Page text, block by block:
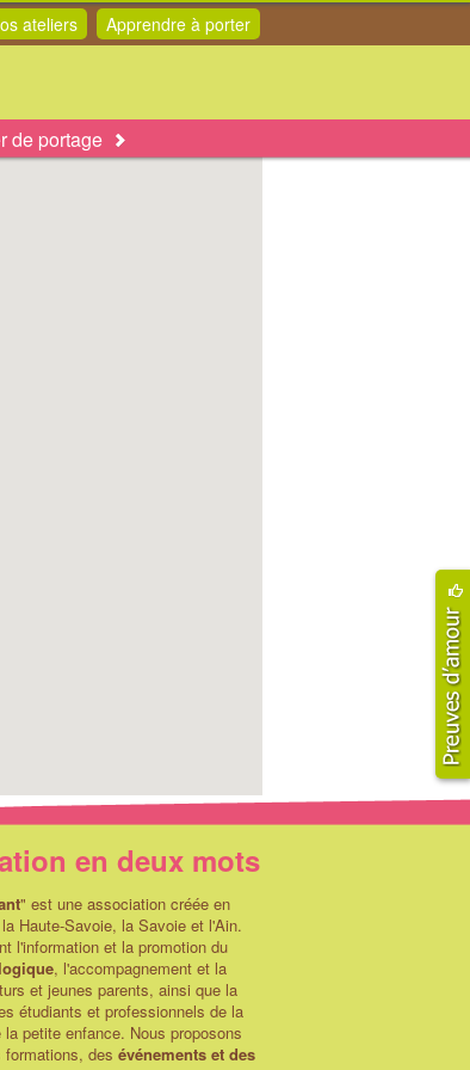
ateliers Apprendre à porter
de portage
en deux mots
" est une association créée en
Haute-Savoie, la Savoie et l'Ain.
l'information et la promotion du
, l'accompagnement et la
et jeunes parents, ainsi que la
étudiants et professionnels de la
petite enfance. Nous proposons
des événements et des